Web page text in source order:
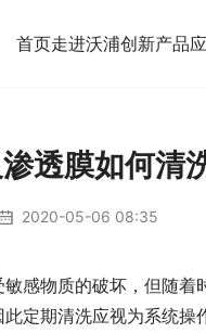
首页走进沃浦创新产品
透膜如何清
2020-05-06 08:35
感物质的破坏，但随着
定期清洗应视为系统